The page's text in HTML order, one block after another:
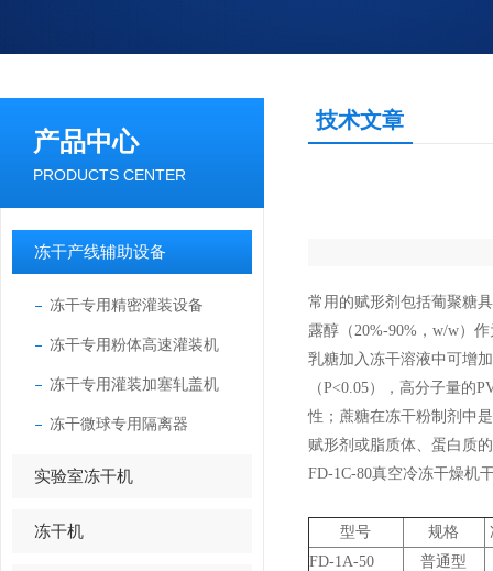
产品中心
PRODUCTS CENTER
冻干产线辅助设备
冻干专用精密灌装设备
冻干专用粉体高速灌装机
冻干专用灌装加塞轧盖机
冻干微球专用隔离器
实验室冻干机
冻干机
技术文章
常用的赋形剂包括葡聚糖
露醇（20%-90%，w/w）
乳糖加入冻干溶液中可增
（P<0.05），高分子量的
性；蔗糖在冻干粉制剂中
赋形剂或脂质体、蛋白质
FD-1C-80真空冷冻干燥机
型号 规格
FD-1A-50
普通型